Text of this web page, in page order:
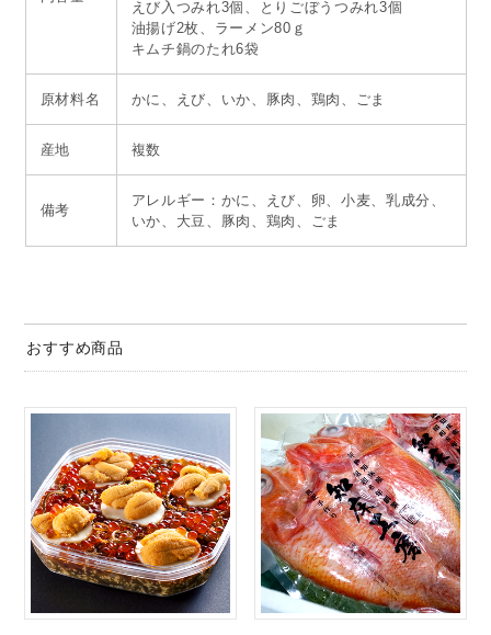
えび入つみれ3個、とりごぼうつみれ3個
油揚げ2枚、ラーメン80ｇ
キムチ鍋のたれ6袋
原材料名 かに、えび、いか、豚肉、鶏肉、ごま
産地 複数
備考
アレルギー：かに、えび、卵、小麦、乳成分、
いか、大豆、豚肉、鶏肉、ごま
おすすめ商品